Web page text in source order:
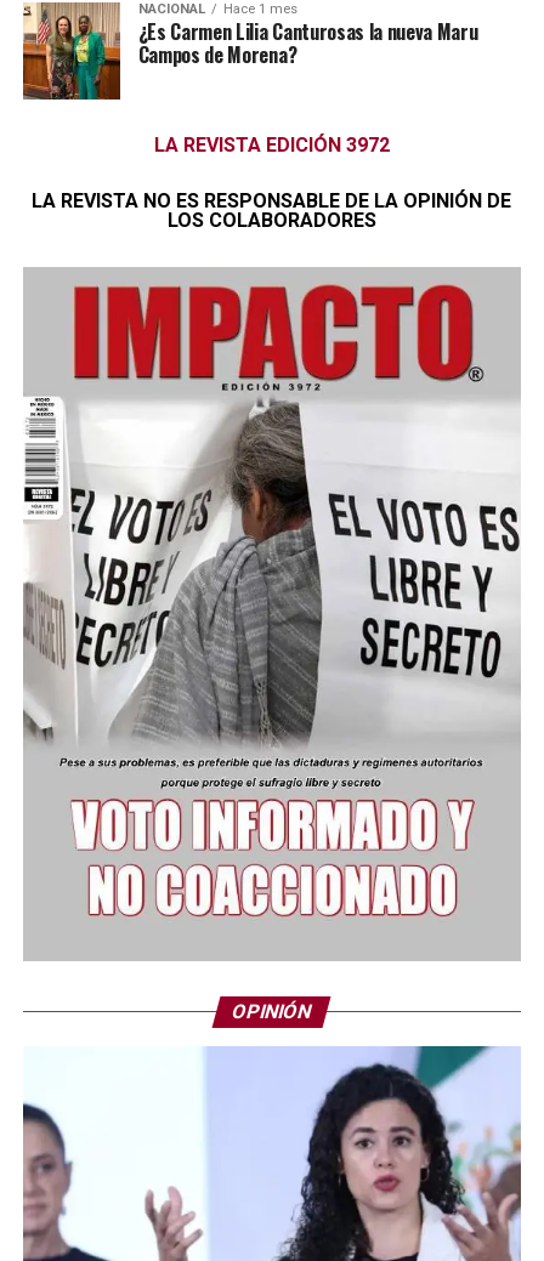
NACIONAL Hace 1 mes
¿Es Carmen Lilia Canturosas la nueva Maru
Campos de Morena?
LA REVISTA EDICIÓN 3972
LA REVISTA NO ES RESPONSABLE DE LA OPINIÓN DE
LOS COLABORADORES
OPINIÓN